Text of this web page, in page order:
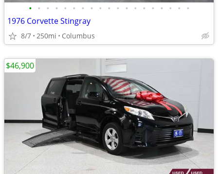
• • • • • • • • • • • • • • • • • • •
1976 Corvette Stingray
8/7 250mi Columbus
$46,900